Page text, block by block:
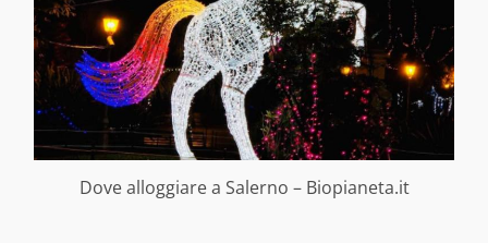
Dove alloggiare a Salerno – Biopianeta.it